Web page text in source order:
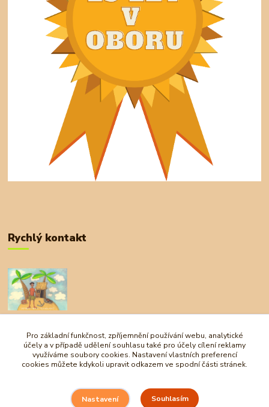
Rychlý kontakt
+420 727 972 830
obchod@ostrovherahlavolamu.cz
Pro základní funkčnost, zpříjemnění používání webu, analytické
účely a v případě udělení souhlasu také pro účely cílení reklamy
využíváme soubory cookies. Nastavení vlastních preferencí
cookies můžete kdykoli upravit odkazem ve spodní části stránek.
Nastavení Souhlasím